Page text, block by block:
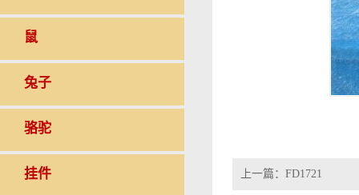
鼠
兔子
骆驼
挂件 上一篇： FD1721